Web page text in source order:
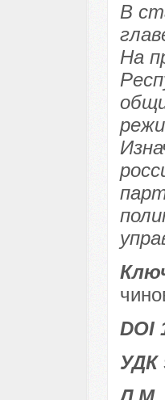
В
На
DOI
УДК